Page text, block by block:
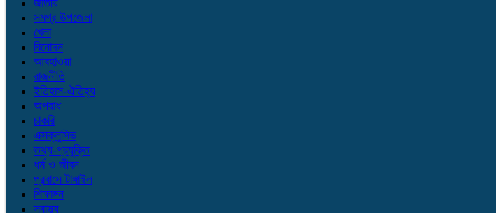
জাতীয়
সমগ্র উপজেলা
খেলা
বিনোদন
আবহাওয়া
রাজনীতি
ইতিহাস-ঐতিহ্য
অপরাধ
চাকরি
এক্সক্লুসিভ
তথ্য-প্রযুক্তি
ধর্ম ও জীবন
প্রবাসে টাঙ্গাইল
শিক্ষাঙ্গন
স্বাস্থ্য